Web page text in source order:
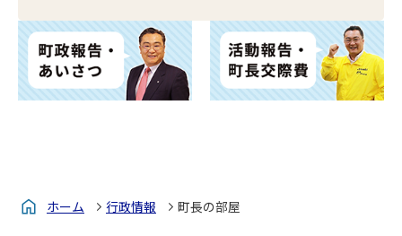
ホーム 行政情報 町長の部屋